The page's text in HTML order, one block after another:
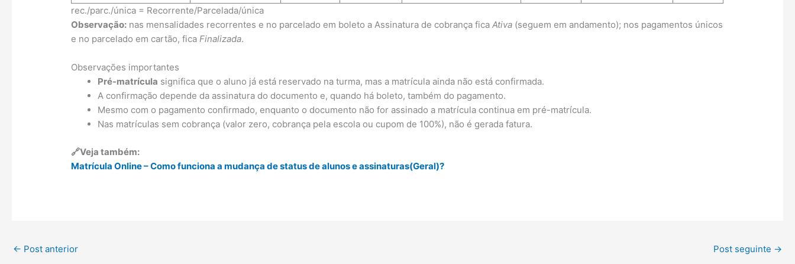
rec./parc./única = Recorrente/Parcelada/única
Observação: nas mensalidades recorrentes e no parcelado em boleto a Assinatura de cobrança ficaAtiva (seguem em andamento); nos pagamentos únicos
e no parcelado em cartão, ficaFinalizada.
Observações importantes
Pré-matrícula significa que o aluno já está reservado na turma, mas a matrícula ainda não está confirmada.
A confirmação depende da assinatura do documento e, quando há boleto, também do pagamento.
Mesmo com o pagamento confirmado, enquanto o documento não for assinado a matrícula continua em pré-matrícula.
Nas matrículas sem cobrança (valor zero, cobrança pela escola ou cupom de 100%), não é gerada fatura.
🔗Veja também:
Matrícula Online – Como funciona a mudança de status de alunos e assinaturas(Geral)?
← Post anterior Post seguinte →